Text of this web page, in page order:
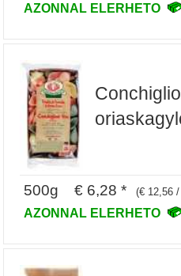
AZONNAL ELERHETO
500g € 6,28 * (€ 12,56
AZONNAL ELERHETO